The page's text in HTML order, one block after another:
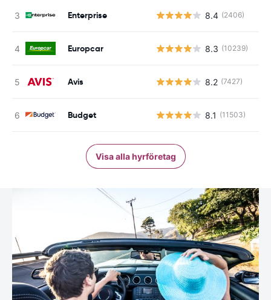
Enterprise 8.4 (2406)
Europcar 8.3 (10239)
Avis 8.2 (7427)
Budget 8.1 (11503)
Visa alla hyrföretag